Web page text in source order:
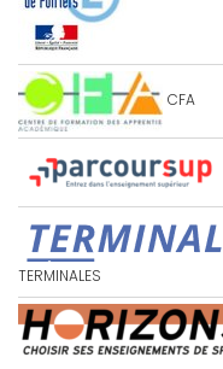
CFA
TERMINALES